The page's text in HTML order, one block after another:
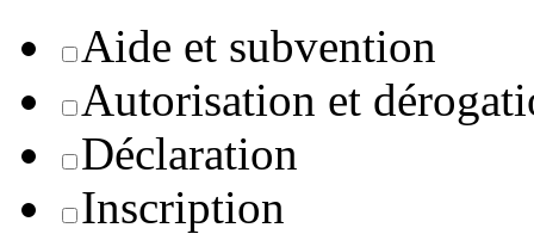
Aide et subvention
Autorisation et
Déclaration
Inscription